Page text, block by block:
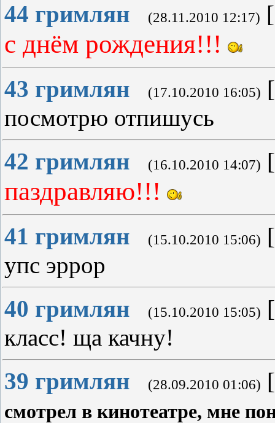
44 гримлян (28.11.2010 12:17) [
с днём рождения!!!
43 гримлян (17.10.2010 16:05) [
посмотрю отпишусь
42 гримлян (16.10.2010 14:07) [
паздравляю!!!
41 гримлян (15.10.2010 15:06) [
упс эррор
40 гримлян (15.10.2010 15:05) [
класс! ща качну!
39 гримлян (28.09.2010 01:06) [
смотрел в кинотеатре, мне